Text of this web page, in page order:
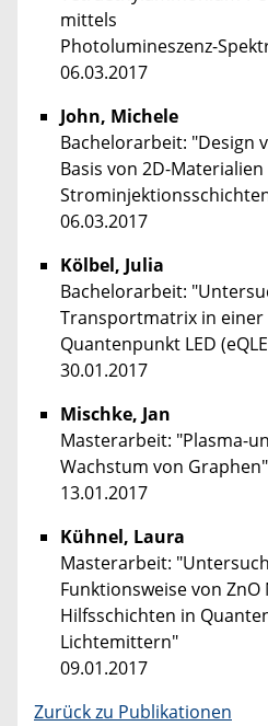
mittels
Photolumineszenz-
06.03.2017
John, Michele
Bachelorarbeit: "Design
Basis von 2D-
06.03.2017
Kölbel, Julia
Bachelorarbeit:
Transportmatrix in
Quantenpunkt LED
30.01.2017
Mischke, Jan
Masterarbeit: "Plasma-
Wachstum von Graphen"
13.01.2017
Kühnel, Laura
Masterarbeit:
Funktionsweise von
Hilfsschichten in
Lichtemittern"
09.01.2017
Zurück zu Publikationen